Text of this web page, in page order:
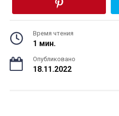
Время чтения
1 мин.
Опубликовано
18.11.2022